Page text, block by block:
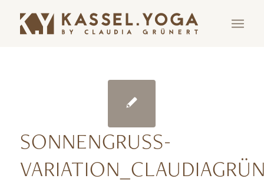
SONNENGRUSS-